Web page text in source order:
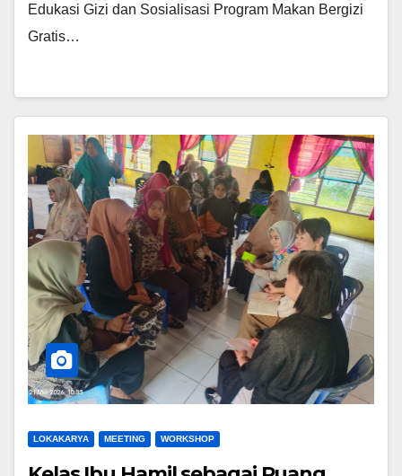
Edukasi Gizi dan Sosialisasi Program Makan Bergizi
Gratis…
LOKAKARYA MEETING WORKSHOP